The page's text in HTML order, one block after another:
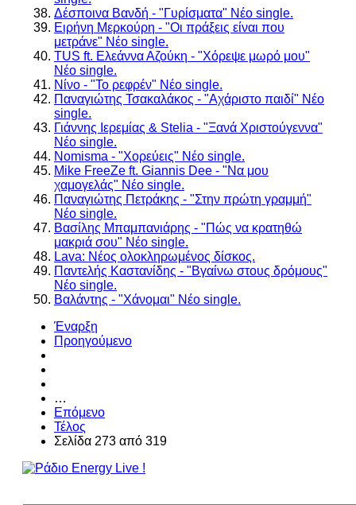
Δέσποινα Βανδή - "Γυρίσματα" Νέο single.
Ειρήνη Μερκούρη - "Οι πράξεις είναι που
μετράνε" Νέο single.
TUS ft. Ελεάννα Αζούκη - "Χόρεψε μωρό μου"
Νέο single.
Νίνο - "Το ρεφρέν" Νέο single.
Παναγιώτης Τσακαλάκος - "Αχάριστο παιδί" Νέο
single.
Γιάννης Ιερεμίας & Stelia - "Ξανά Χριστούγεννα"
Νέο single.
Nomisma - "Χορεύεις" Νέο single.
Mike FreeZe ft. Giannis Dee - "Να μου
χαμογελάς" Νέο single.
Παναγιώτης Πετράκης - "Στην πρώτη γραμμή"
Νέο single.
Βασίλης Μπαμπανιάρης - "Πώς να κρατηθώ
μακριά σου" Νέο single.
Lava: Νέος ολοκληρωμένος δίσκος.
Παντελής Καστανίδης - "Βγαίνω στους δρόμους"
Νέο single.
Βαλάντης - "Χάνομαι" Νέο single.
Έναρξη
Προηγούμενο
…
Επόμενο
Τέλος
Σελίδα 273 από 319